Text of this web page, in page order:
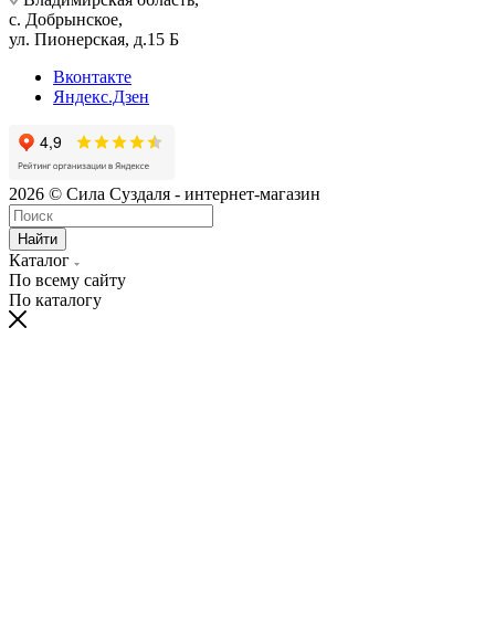
с. Добрынское,
ул. Пионерская, д.15 Б
Вконтакте
Яндекс.Дзен
2026 © Сила Суздаля - интернет-магазин
Найти
Каталог
По всему сайту
По каталогу